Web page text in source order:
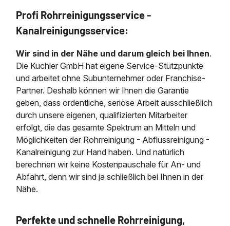
Profi Rohrreinigungsservice -
Kanalreinigungsservice:
Wir sind in der Nähe und darum gleich bei Ihnen.
Die Kuchler GmbH hat eigene Service-Stützpunkte
und arbeitet ohne Subunternehmer oder Franchise-
Partner. Deshalb können wir Ihnen die Garantie
geben, dass ordentliche, seriöse Arbeit ausschließlich
durch unsere eigenen, qualifizierten Mitarbeiter
erfolgt, die das gesamte Spektrum an Mitteln und
Möglichkeiten der Rohrreinigung - Abflussreinigung -
Kanalreinigung zur Hand haben. Und natürlich
berechnen wir keine Kostenpauschale für An- und
Abfahrt, denn wir sind ja schließlich bei Ihnen in der
Nähe.
Perfekte und schnelle Rohrreinigung,